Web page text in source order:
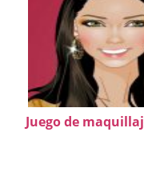
Juego de